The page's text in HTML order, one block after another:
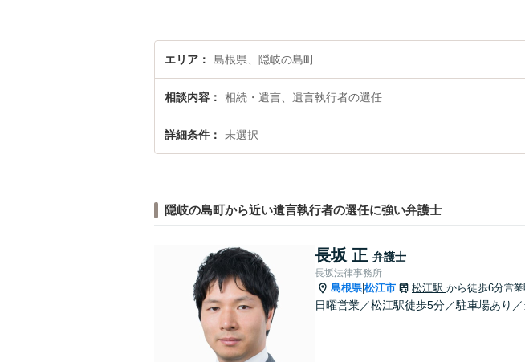
エリア 島根県、隠岐の島町
相談内容 相続・遺言、遺言執行者の選任
詳細条件 未選択
隠岐の島町から近い遺言執行者の選任に強い弁護士
長坂 正 弁護士
長坂法律事務所
島根県|松江市 松江駅 から徒歩6分営業
日曜営業／松江駅徒歩5分／駐車場あり